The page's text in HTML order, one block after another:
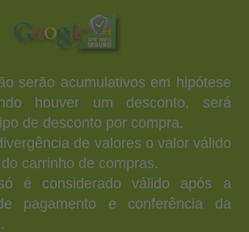
serão acumulativos em hipótese
houver um desconto, será
de desconto por compra.
de valores o valor válido
carrinho de compras.
é considerado válido após a
pagamento e conferência da